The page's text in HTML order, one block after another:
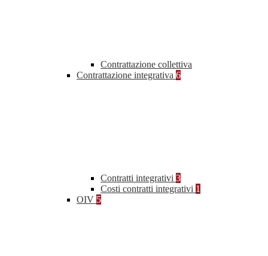
Contrattazione collettiva
Contrattazione integrativa 6
Contratti integrativi 3
Costi contratti integrativi 1
OIV 5